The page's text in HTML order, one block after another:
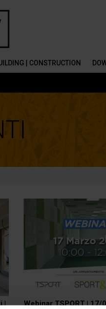
| CONSTRUCTION
|
Webinar TSPORT | 17/